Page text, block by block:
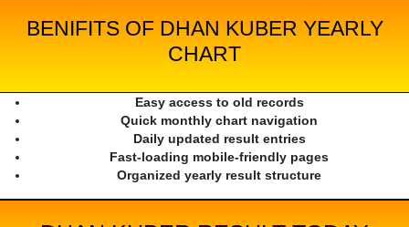
BENIFITS OF DHAN KUBER YEARLY
CHART
Easy access to old records
Quick monthly chart navigation
Daily updated result entries
Fast-loading mobile-friendly pages
Organized yearly result structure